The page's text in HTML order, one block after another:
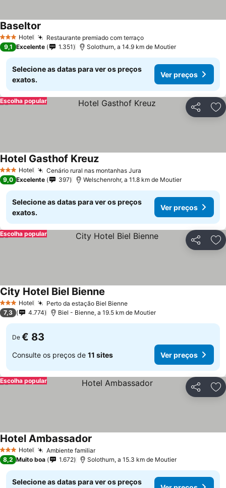
3 EstrelasHotel Restaurante premiado com terraço
Baseltor
9,1 Excelente 1.351 Solothurn, a 14.9 km de Moutier
Selecione as datas para ver os preços
exatos.
Ver preços
Partilhar
Escolha popular
3 EstrelasHotel Cenário rural nas montanhas Jura
Hotel Gasthof Kreuz
9,0 Excelente 397 Welschenrohr, a 11.8 km de Moutier
Selecione as datas para ver os preços
exatos.
Ver preços
Partilhar
Escolha popular
3 EstrelasHotel Perto da estação Biel Bienne
City Hotel Biel Bienne
7,3 4.774 Biel - Bienne, a 19.5 km de Moutier
De € 83
Consulte os preços de 11 sites Ver preços
Partilhar
Escolha popular
3 EstrelasHotel Ambiente familiar
Hotel Ambassador
8,2 Muito boa 1.672 Solothurn, a 15.3 km de Moutier
Selecione as datas para ver os preços